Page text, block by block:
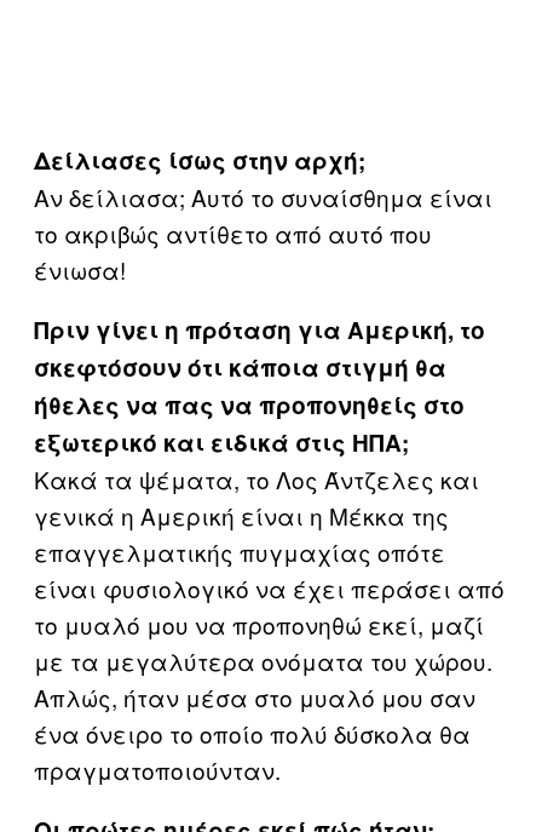
Δείλιασες ίσως στην αρχή;
Αν δείλιασα; Αυτό το συναίσθημα είναι
το ακριβώς αντίθετο από αυτό που
ένιωσα!
Πριν γίνει η πρόταση για Αμερική, το
σκεφτόσουν ότι κάποια στιγμή θα
ήθελες να πας να προπονηθείς στο
εξωτερικό και ειδικά στις ΗΠΑ;
Κακά τα ψέματα, το Λος Άντζελες και
γενικά η Αμερική είναι η Μέκκα της
επαγγελματικής πυγμαχίας οπότε
είναι φυσιολογικό να έχει περάσει από
το μυαλό μου να προπονηθώ εκεί, μαζί
με τα μεγαλύτερα ονόματα του χώρου.
Απλώς, ήταν μέσα στο μυαλό μου σαν
ένα όνειρο το οποίο πολύ δύσκολα θα
πραγματοποιούνταν.